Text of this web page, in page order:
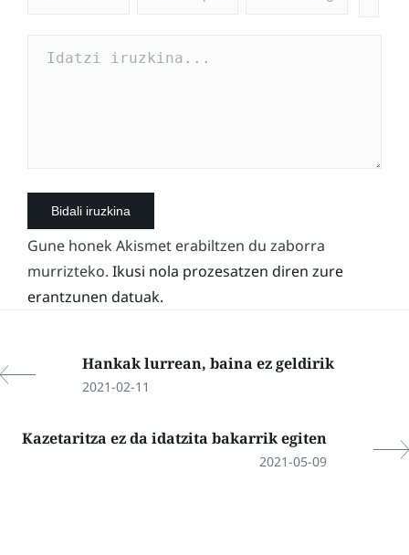
Gune honek Akismet erabiltzen du zaborra
murrizteko. Ikusi nola prozesatzen diren zure
erantzunen datuak.
Hankak lurrean, baina ez geldirik
2021-02-11
Kazetaritza ez da idatzita bakarrik egiten
2021-05-09